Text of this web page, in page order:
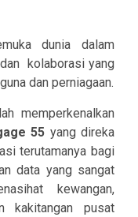
dunia dalam
kolaborasi yang
dan perniagaan.
memperkenalkan
55 yang direka
terutamanya bagi
data yang sangat
kewangan,
kakitangan pusat